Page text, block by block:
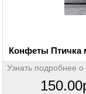
Конфеты Птичка
Узнать подробнее о